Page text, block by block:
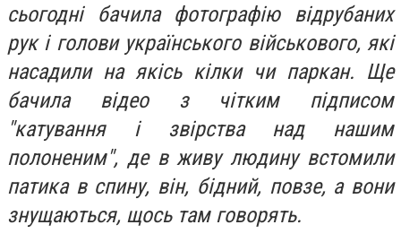
сьогодні бачила фотографію відрубаних
рук і голови українського військового, які
насадили на якісь кілки чи паркан. Ще
бачила відео з чітким підписом
"катування і звірства над нашим
полоненим", де в живу людину встомили
патика в спину, він, бідний, повзе, а вони
знущаються, щось там говорять.